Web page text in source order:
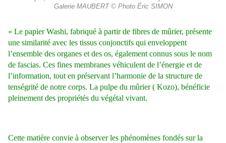
Galerie MAUBERT © Photo Éric SIMON
« Le papier Washi, fabriqué à partir de fibres de mûrier, présente
une similarité avec les tissus conjonctifs qui enveloppent
l’ensemble des organes et des os, également connus sous le nom
de fascias. Ces fines membranes véhiculent de l’énergie et de
l’information, tout en préservant l’harmonie de la structure de
tenségrité de notre corps. La pulpe du mûrier ( Kozo), bénéficie
pleinement des propriétés du végétal vivant.
Cette matière convie à observer les phénomènes fondés sur la